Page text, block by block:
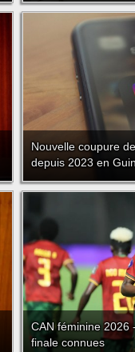
Nouvelle coupure
depuis 2023 en
CAN féminine 2026
finale connues